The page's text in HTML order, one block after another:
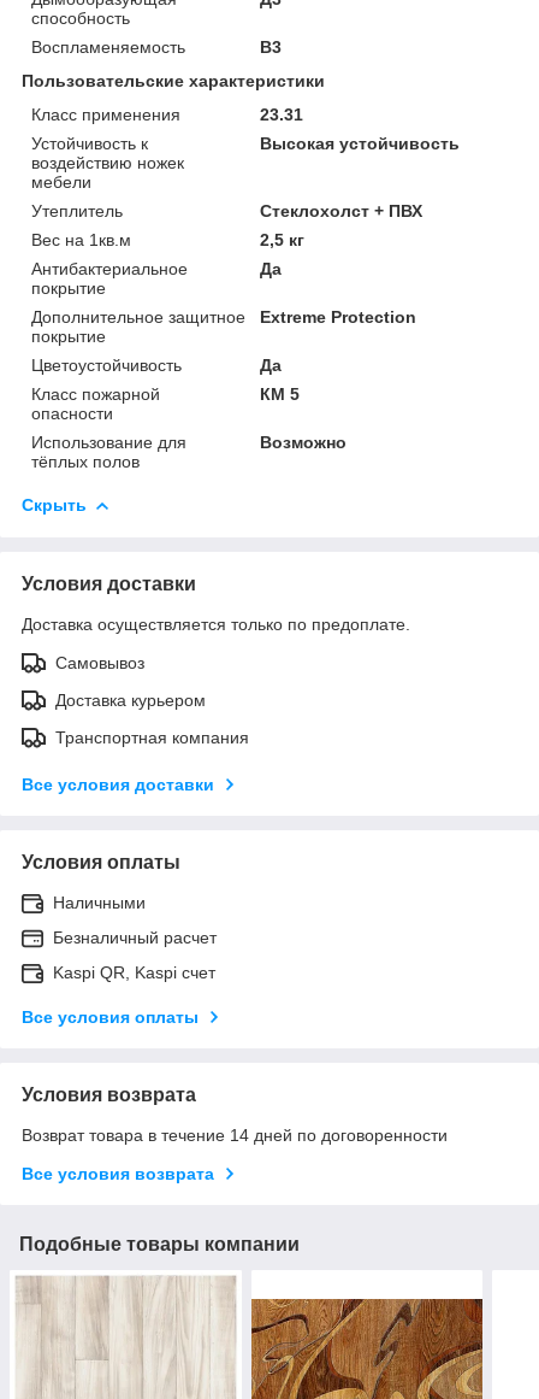
способность
Воспламеняемость
В3
Пользовательские характеристики
Класс применения
23.31
Устойчивость к
воздействию ножек
мебели
Высокая устойчивость
Утеплитель
Стеклохолст + ПВХ
Вес на 1кв.м
2,5 кг
Антибактериальное
покрытие
Да
Дополнительное защитное
покрытие
Extreme Protection
Цветоустойчивость
Да
Класс пожарной
опасности
КМ 5
Использование для
тёплых полов
Возможно
Скрыть
Условия доставки
Доставка осуществляется только по предоплате.
Самовывоз
Доставка курьером
Транспортная компания
Все условия доставки
Условия оплаты
Наличными
Безналичный расчет
Kaspi QR, Kaspi счет
Все условия оплаты
Условия возврата
Возврат товара в течение 14 дней по договоренности
Все условия возврата
Подобные товары компании